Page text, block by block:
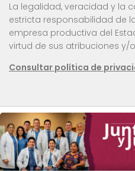
La legalidad, veracidad y la
estricta responsabilidad de
empresa productiva del
virtud de sus atribuciones y/
Consultar política de